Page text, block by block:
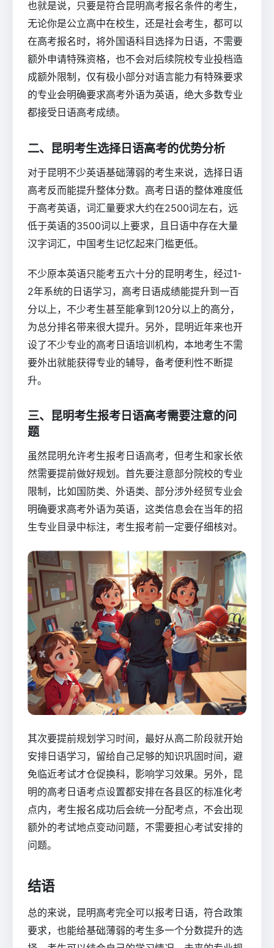
也就是说，只要是符合昆明高考报名条件的考生，
无论你是公立高中在校生，还是社会考生，都可以
在高考报名时，将外国语科目选择为日语，不需要
额外申请特殊资格，也不会对后续院校专业投档造
成额外限制，仅有极小部分对语言能力有特殊要求
的专业会明确要求高考外语为英语，绝大多数专业
都接受日语高考成绩。
二、昆明考生选择日语高考的优势分析
对于昆明不少英语基础薄弱的考生来说，选择日语
高考反而能提升整体分数。高考日语的整体难度低
于高考英语，词汇量要求大约在2500词左右，远
低于英语的3500词以上要求，且日语中存在大量
汉字词汇，中国考生记忆起来门槛更低。
不少原本英语只能考五六十分的昆明考生，经过1-
2年系统的日语学习，高考日语成绩能提升到一百
分以上，不少考生甚至能拿到120分以上的高分，
为总分排名带来很大提升。另外，昆明近年来也开
设了不少专业的高考日语培训机构，本地考生不需
要外出就能获得专业的辅导，备考便利性不断提
升。
三、昆明考生报考日语高考需要注意的问
题
虽然昆明允许考生报考日语高考，但考生和家长依
然需要提前做好规划。首先要注意部分院校的专业
限制，比如国防类、外语类、部分涉外经贸专业会
明确要求高考外语为英语，这类信息会在当年的招
生专业目录中标注，考生报考前一定要仔细核对。
其次要提前规划学习时间，最好从高二阶段就开始
安排日语学习，留给自己足够的知识巩固时间，避
免临近考试才仓促换科，影响学习效果。另外，昆
明的高考日语考点设置都安排在各县区的标准化考
点内，考生报名成功后会统一分配考点，不会出现
额外的考试地点变动问题，不需要担心考试安排的
问题。
结语
总的来说，昆明高考完全可以报考日语，符合政策
要求，也能给基础薄弱的考生多一个分数提升的选